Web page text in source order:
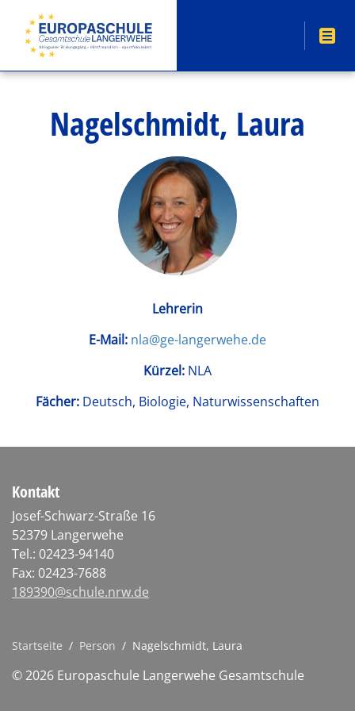
Nagelschmidt, Laura
Lehrerin
E-Mail: nla@ge-langerwehe.de
Kürzel: NLA
Fächer: Deutsch, Biologie, Naturwissenschaften
Kontakt
Josef-Schwarz-Straße 16
52379 Langerwehe
Tel.: 02423-94140
Fax: 02423-7688
189390@schule.nrw.de
Startseite / Person / Nagelschmidt, Laura
© 2026 Europaschule Langerwehe Gesamtschule